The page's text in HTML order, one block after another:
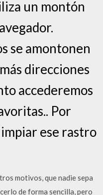
un montón
se amontonen
direcciones
accederemos
Por
ese rastro
motivos, que nadie sepa
de forma sencilla, pero